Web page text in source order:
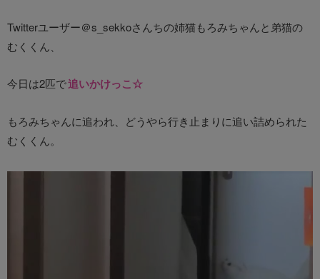
Twitterユーザー＠s_sekkoさんちの姉猫もろみちゃんと弟猫の
むくくん、
今日は2匹で追いかけっこ☆
もろみちゃんに追われ、どうやら行き止まりに追い詰められた
むくくん。